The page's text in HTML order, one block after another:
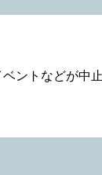
ントなどが中